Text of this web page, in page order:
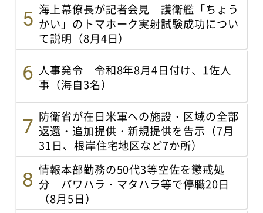
海上幕僚長が記者会見 護衛艦「ちょう
かい」のトマホーク実射試験成功につい
て説明（8月4日）
人事発令 令和8年8月4日付け、1佐人
事（海自3名）
防衛省が在日米軍への施設・区域の全部
返還・追加提供・新規提供を告示（7月
31日、根岸住宅地区など7か所）
情報本部勤務の50代3等空佐を懲戒処
分 パワハラ・マタハラ等で停職20日
（8月5日）